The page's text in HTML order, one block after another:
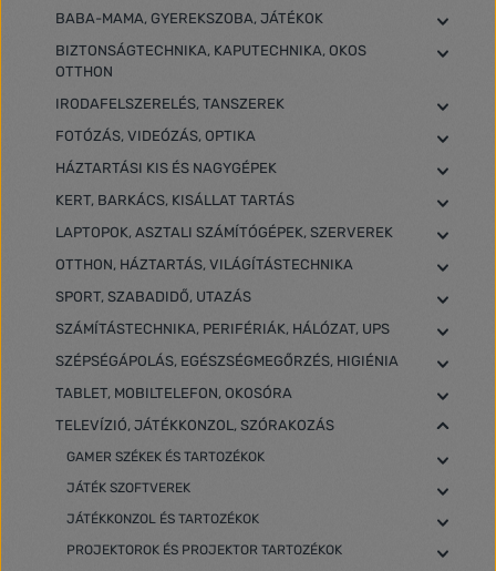
BABA-MAMA, GYEREKSZOBA, JÁTÉKOK
BIZTONSÁGTECHNIKA, KAPUTECHNIKA, OKOS
OTTHON
IRODAFELSZERELÉS, TANSZEREK
FOTÓZÁS, VIDEÓZÁS, OPTIKA
HÁZTARTÁSI KIS ÉS NAGYGÉPEK
KERT, BARKÁCS, KISÁLLAT TARTÁS
LAPTOPOK, ASZTALI SZÁMÍTÓGÉPEK, SZERVEREK
OTTHON, HÁZTARTÁS, VILÁGÍTÁSTECHNIKA
SPORT, SZABADIDŐ, UTAZÁS
SZÁMÍTÁSTECHNIKA, PERIFÉRIÁK, HÁLÓZAT, UPS
SZÉPSÉGÁPOLÁS, EGÉSZSÉGMEGŐRZÉS, HIGIÉNIA
TABLET, MOBILTELEFON, OKOSÓRA
TELEVÍZIÓ, JÁTÉKKONZOL, SZÓRAKOZÁS
GAMER SZÉKEK ÉS TARTOZÉKOK
JÁTÉK SZOFTVEREK
JÁTÉKKONZOL ÉS TARTOZÉKOK
PROJEKTOROK ÉS PROJEKTOR TARTOZÉKOK